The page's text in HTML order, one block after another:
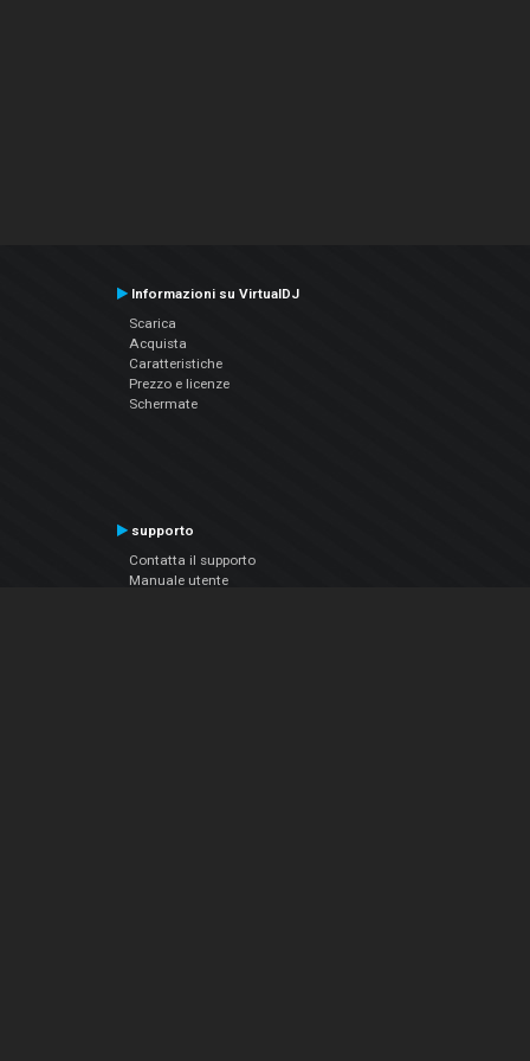
Informazioni su VirtualDJ
Scarica
Acquista
Caratteristiche
Prezzo e licenze
Schermate
supporto
Contatta il supporto
Manuale utente